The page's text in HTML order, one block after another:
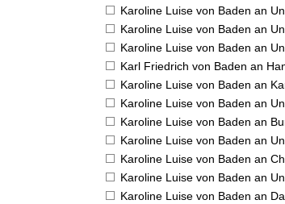
Karoline Luise von Baden an
Karoline Luise von Baden an
Karoline Luise von Baden an
Karl Friedrich von Baden an
Karoline Luise von Baden an
Karoline Luise von Baden an
Karoline Luise von Baden an
Karoline Luise von Baden an
Karoline Luise von Baden an
Karoline Luise von Baden an
Karoline Luise von Baden an